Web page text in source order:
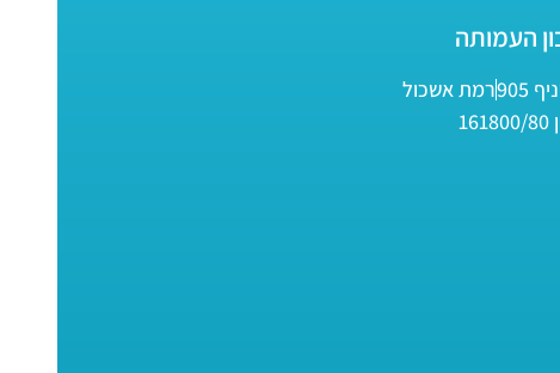
העמותה
905
רמת אשכול